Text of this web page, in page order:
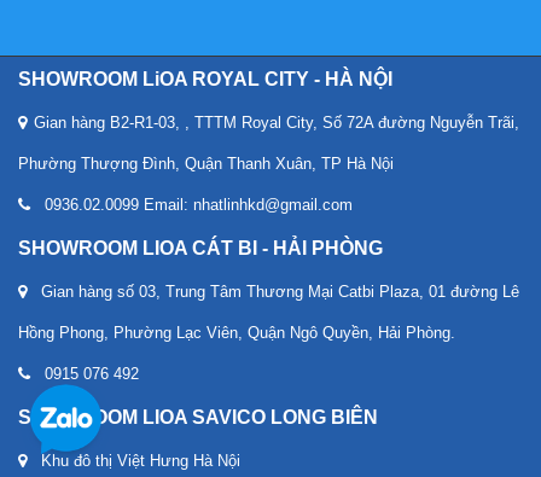
SHOWROOM LiOA ROYAL CITY - HÀ NỘI
Gian hàng B2-R1-03, , TTTM Royal City, Số 72A đường Nguyễn Trãi,
Phường Thượng Đình, Quận Thanh Xuân, TP Hà Nội
0936.02.0099 Email: nhatlinhkd@gmail.com
SHOWROOM LIOA CÁT BI - HẢI PHÒNG
Gian hàng số 03, Trung Tâm Thương Mại Catbi Plaza, 01 đường Lê
Hồng Phong, Phường Lạc Viên, Quận Ngô Quyền, Hải Phòng.
0915 076 492
SHOWROOM LIOA SAVICO LONG BIÊN
Khu đô thị Việt Hưng Hà Nội